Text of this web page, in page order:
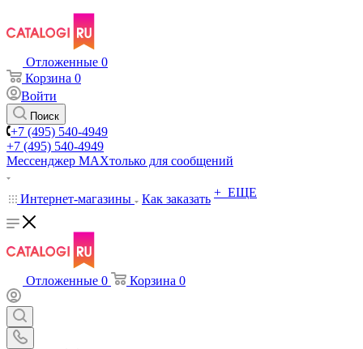
Отложенные 0
Корзина 0
Войти
Поиск
+7 (495) 540-4949
+7 (495) 540-4949
Мессенджер МАХтолько для сообщений
Интернет-магазины Как заказать + ЕЩЕ
Отложенные 0 Корзина 0